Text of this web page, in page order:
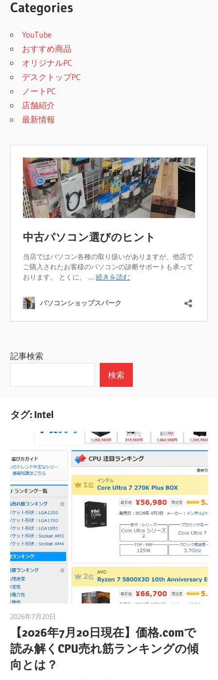
タグ: Intel
2026年7月20日
【2026年7月20日現在】価格.comで
読み解くCPU売れ筋ランキングの傾
向とは？
Categories
YouTube
おすすめ商品
オリジナルPC
デスクトップPC
ノートPC
店舗紹介
最新情報
記事検索
検索